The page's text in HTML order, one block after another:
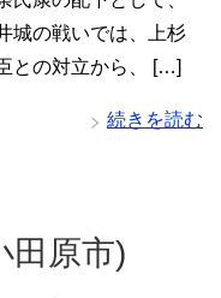
城の戦いでは、上杉
との対立から、 […]
続きを読む
田原市)